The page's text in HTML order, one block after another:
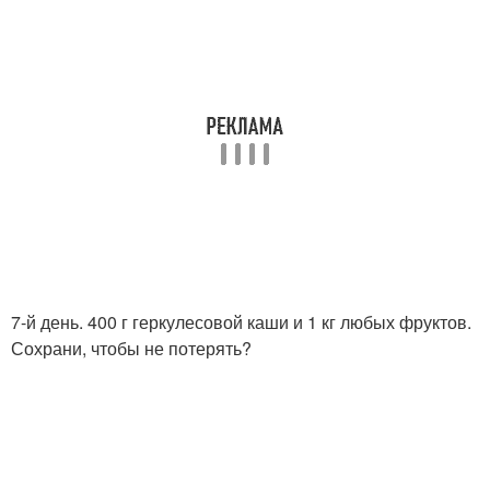
7-й день. 400 г геркулесовой каши и 1 кг любых фруктов.
Сохрани, чтобы не потерять?